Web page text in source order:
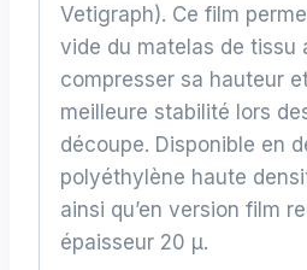
Vetigraph). Ce film
vide du matelas de tissu
compresser sa hauteur
meilleure stabilité lors
découpe. Disponible en
polyéthylène haute
ainsi qu’en version film
épaisseur 20 µ.